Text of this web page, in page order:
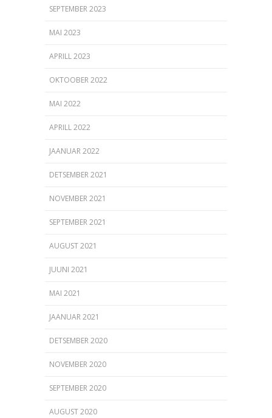
SEPTEMBER 2023
MAI 2023
APRILL 2023
OKTOOBER 2022
MAI 2022
APRILL 2022
JAANUAR 2022
DETSEMBER 2021
NOVEMBER 2021
SEPTEMBER 2021
AUGUST 2021
JUUNI 2021
MAI 2021
JAANUAR 2021
DETSEMBER 2020
NOVEMBER 2020
SEPTEMBER 2020
AUGUST 2020